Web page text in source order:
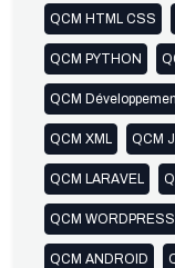
QCM HTML CSS
QCM PYTHON
QCM
QCM XML QCM
QCM LARAVEL
QCM WORDPRESS
QCM ANDROID